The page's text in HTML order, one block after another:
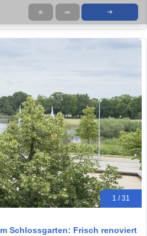
★ ➦ ➜
1 / 31
Schlossgarten: Frisch renoviert